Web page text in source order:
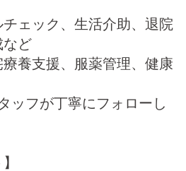
ェック、生活介助、退院
ど
養支援、服薬管理、健康
ッフが丁寧にフォローし